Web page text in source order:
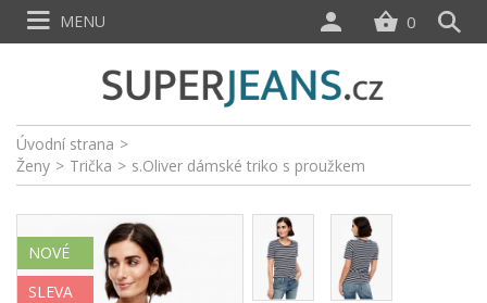
Úvodní strana >
Ženy > Trička > s.Oliver dámské triko s proužkem
NOVÉ
SLEVA
0
MENU